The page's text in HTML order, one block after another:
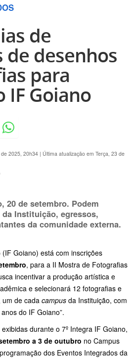
de
de desenhos
para
IF Goiano
2025, 20h34 | Última atualização em Terça, 23 de
20 de setembro. Podem
Instituição, egressos,
da comunidade externa.
Goiano) está com inscrições
, para a II Mostra de Fotografias
incentivar a produção artística e
e selecionará 12 fotografias e
de cada campus da Instituição, com
do IF Goiano”.
durante o 7º Integra IF Goiano,
a 3 de outubro no Campus
dos Eventos Integrados da